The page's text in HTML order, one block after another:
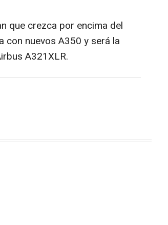
que crezca por encima del
con nuevos A350 y será la
A321XLR.